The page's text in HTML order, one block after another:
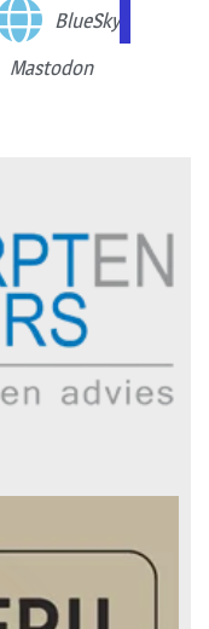
BlueSky
Mastodon